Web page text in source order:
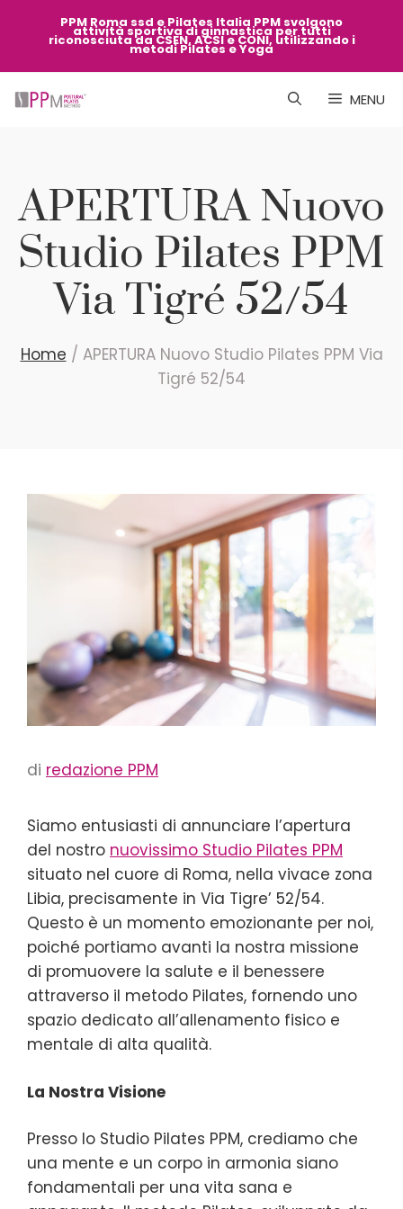
PPM Roma ssd e Pilates Italia PPM svolgono
attività sportiva di ginnastica per tutti
riconosciuta da CSEN, ACSI e CONI, utilizzando i
metodi Pilates e Yoga
MENU
APERTURA Nuovo
Studio Pilates PPM
Via Tigré 52/54
Home / APERTURA Nuovo Studio Pilates PPM Via
Tigré 52/54
di redazione PPM
Siamo entusiasti di annunciare l’apertura
del nostro nuovissimo Studio Pilates PPM
situato nel cuore di Roma, nella vivace zona
Libia, precisamente in Via Tigre’ 52/54.
Questo è un momento emozionante per noi,
poiché portiamo avanti la nostra missione
di promuovere la salute e il benessere
attraverso il metodo Pilates, fornendo uno
spazio dedicato all’allenamento fisico e
mentale di alta qualità.
La Nostra Visione
Presso lo Studio Pilates PPM, crediamo che
una mente e un corpo in armonia siano
fondamentali per una vita sana e